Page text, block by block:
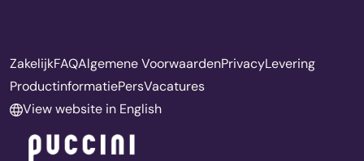
ZakelijkFAQAlgemene VoorwaardenPrivacyLevering
ProductinformatiePersVacatures
View website in English